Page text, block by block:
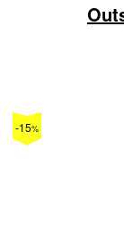
-15%